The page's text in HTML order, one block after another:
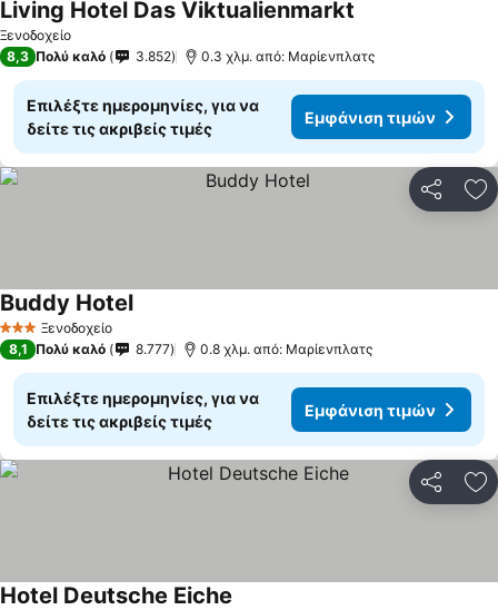
Ξενοδοχείο
Living Hotel Das Viktualienmarkt
8,3 Πολύ καλό 3.852 0.3 χλμ. από: Μαρίενπλατς
Επιλέξτε ημερομηνίες, για να
δείτε τις ακριβείς τιμές
Εμφάνιση τιμών
3 ΑστέριαΞενοδοχείο
Buddy Hotel
8,1 Πολύ καλό 8.777 0.8 χλμ. από: Μαρίενπλατς
Επιλέξτε ημερομηνίες, για να
δείτε τις ακριβείς τιμές
Εμφάνιση τιμών
Hotel Deutsche Eiche